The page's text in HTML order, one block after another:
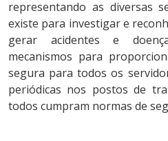
representando as diversas
existe para investigar e
gerar acidentes e
mecanismos para
segura para todos os
periódicas nos postos de
todos cumpram normas de